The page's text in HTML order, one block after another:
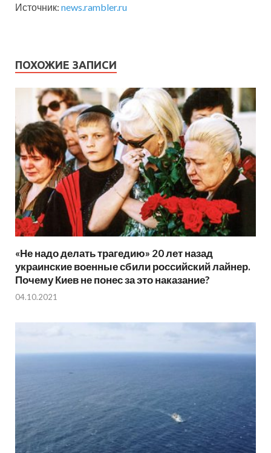
Источник: news.rambler.ru
ПОХОЖИЕ ЗАПИСИ
«Не надо делать трагедию» 20 лет назад
украинские военные сбили российский лайнер.
Почему Киев не понес за это наказание?
04.10.2021